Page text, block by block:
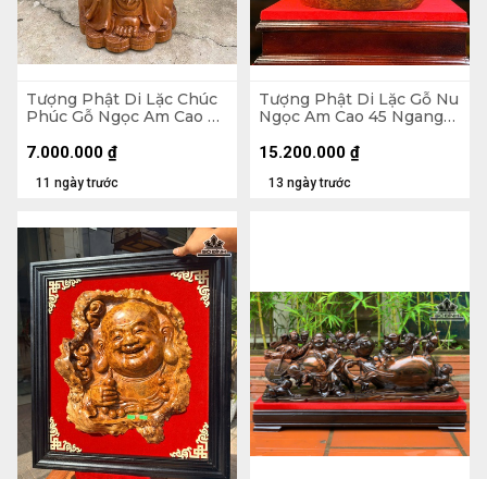
Tượng Phật Di Lặc Chúc
Phúc Gỗ Ngọc Am Cao 90
11 ngày trước
7.000.000 ₫
Tượng Phật Di Lặc Gỗ Nu
Ngọc Am Cao 45 Ngang
13 ngày trước
15.200.000 ₫